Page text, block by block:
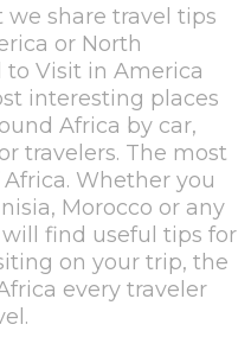
share travel tips
or North
to Visit in America
interesting places
Africa by car,
travelers. The most
Whether you
Morocco or any
find useful tips for
on your trip, the
every traveler